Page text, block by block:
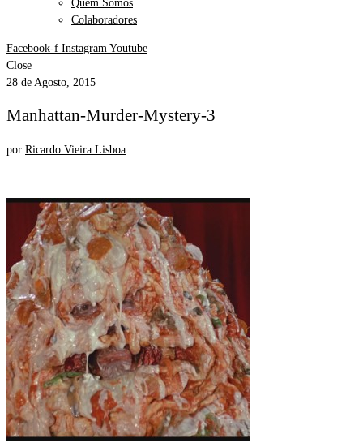
Quem Somos
Colaboradores
Facebook-f Instagram Youtube
Close
28 de Agosto, 2015
Manhattan-Murder-Mystery-3
por Ricardo Vieira Lisboa